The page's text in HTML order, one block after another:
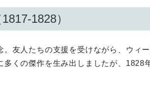
1828）
。友人たちの支援を受けながら、ウィ
多くの傑作を生み出しましたが、1828